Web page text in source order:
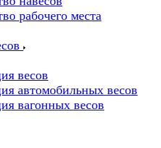
рабочего места
весов
автомобильных весов
вагонных весов